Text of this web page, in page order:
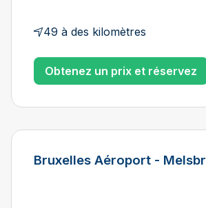
49 à des kilomètres
Obtenez un prix et réservez
Bruxelles Aéroport -